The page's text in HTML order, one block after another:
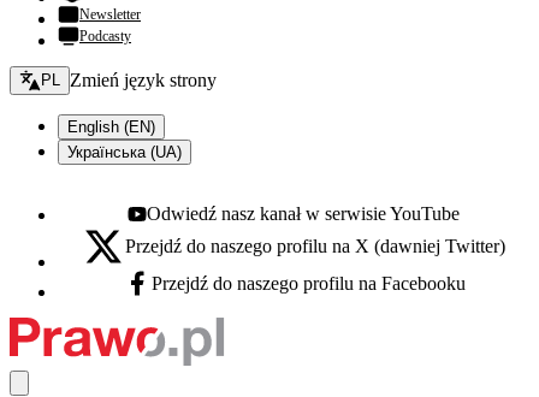
Newsletter
Podcasty
Zmień język - bieżący:
PL Zmień język strony
English (EN)
Українська (UA)
Youtube - otwiera się w nowej karcie
Odwiedź nasz kanał w serwisie YouTube
X - otwiera się w nowej karcie
Przejdź do naszego profilu na X (dawniej Twitter)
Facebook - otwiera się w nowej karcie
Przejdź do naszego profilu na Facebooku